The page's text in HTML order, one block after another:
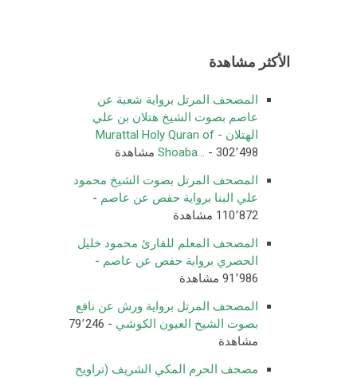
الأكثر مشاهدة
المصحف المرتل برواية شعبة عن
عاصم بصوت الشيخ هتلان بن علي
الهتلان - Murattal Holy Quran of
Shoaba... - 302٬498 مشاهدة
المصحف المرتل بصوت الشيخ محمود
علي البنا برواية حفص عن عاصم -
110٬872 مشاهدة
المصحف المعلم للقارئ محمود خليل
الحصري برواية حفص عن عاصم -
91٬986 مشاهدة
المصحف المرتل برواية ورش عن نافع
بصوت الشيخ العيون الكوشي
- 79٬246
مشاهدة
مصحف الحرم المكي الشريف (تراويح